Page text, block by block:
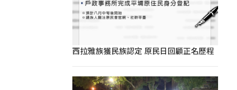
西拉雅族獲民族認定 原民日回顧正名歷程